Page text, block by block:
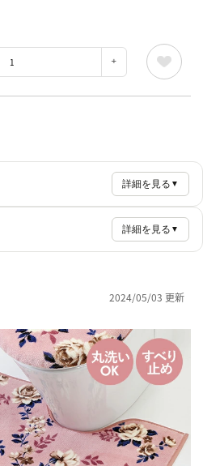
詳細を見る ▼
詳細を見る ▼
2024/05/03 更新